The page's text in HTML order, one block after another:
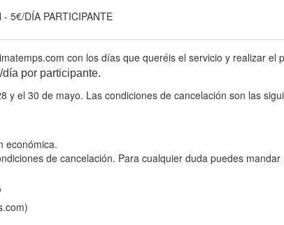
5€/DÍA PARTICIPANTE
con los días que queréis el servicio y realizar
por participante.
y el 30 de mayo. Las condiciones de cancelación son las
económica.
de cancelación. Para cualquier duda puedes